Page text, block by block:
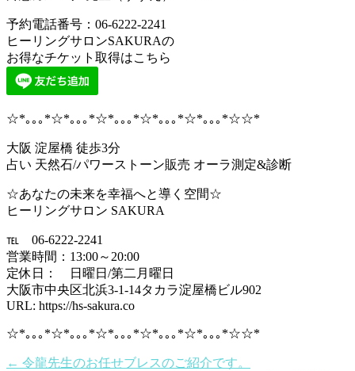
予約電話番号：06-6222-2241
ヒーリングサロンSAKURAの
お得なチケット取得はこちら
☆*｡｡｡*☆*｡｡｡*☆*｡｡｡*☆*｡｡｡*☆*｡｡｡*☆☆*
大阪 淀屋橋 徒歩3分
占い 天然石/パワーストーン販売 オーラ測定&診断
☆あなたの未来を幸福へと導く空間☆
ヒーリングサロン SAKURA
℡ 06-6222-2241
営業時間：13:00～20:00
定休日： 日曜日/第二月曜日
大阪市中央区北浜3-1-14タカラ淀屋橋ビル902
URL: https://hs-sakura.co
☆*｡｡｡*☆*｡｡｡*☆*｡｡｡*☆*｡｡｡*☆*｡｡｡*☆☆*
← 令龍先生のお任せブレスのご紹介です。